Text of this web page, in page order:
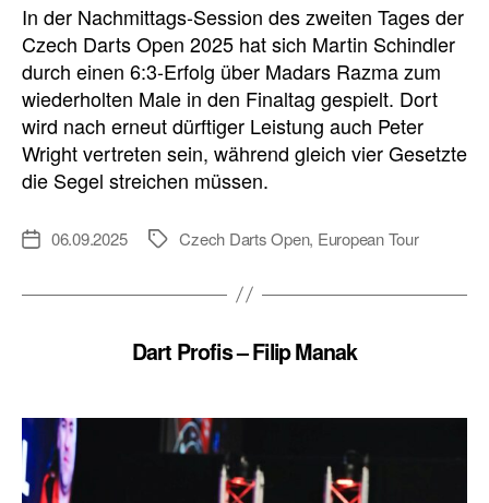
In der Nachmittags-Session des zweiten Tages der
Czech Darts Open 2025 hat sich Martin Schindler
durch einen 6:3-Erfolg über Madars Razma zum
wiederholten Male in den Finaltag gespielt. Dort
wird nach erneut dürftiger Leistung auch Peter
Wright vertreten sein, während gleich vier Gesetzte
die Segel streichen müssen.
Veröffentlichungsdatum
06.09.2025 Schlagwörter
Czech Darts Open, European Tour
Dart Profis – Filip Manak